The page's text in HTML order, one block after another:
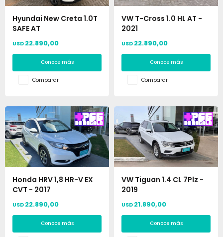
Hyundai New Creta 1.0T
SAFE AT
USD 22.890,00
Conoce más
Comparar
VW T-Cross 1.0 HL AT -
2021
USD 22.890,00
Conoce más
Comparar
Honda HRV 1,8 HR-V EX
CVT - 2017
USD 22.890,00
Conoce más
VW Tiguan 1.4 CL 7Plz -
2019
USD 21.890,00
Conoce más